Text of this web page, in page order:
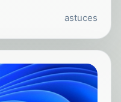
astuces